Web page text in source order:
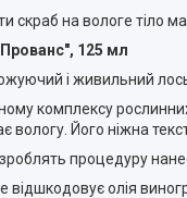
скраб на вологе тіло
125 мл
і живильний
комплексу
вологу. Його ніжна
процедуру
відшкодовує олія